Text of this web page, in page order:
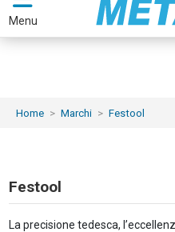
Menu
Home Marchi Festool
Festool
La precisione tedesca,